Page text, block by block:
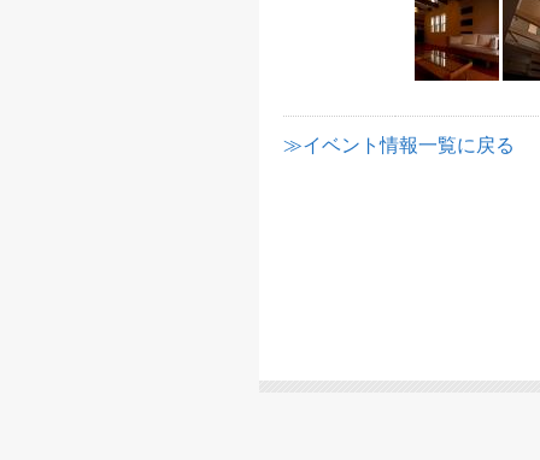
≫イベント情報一覧に戻る